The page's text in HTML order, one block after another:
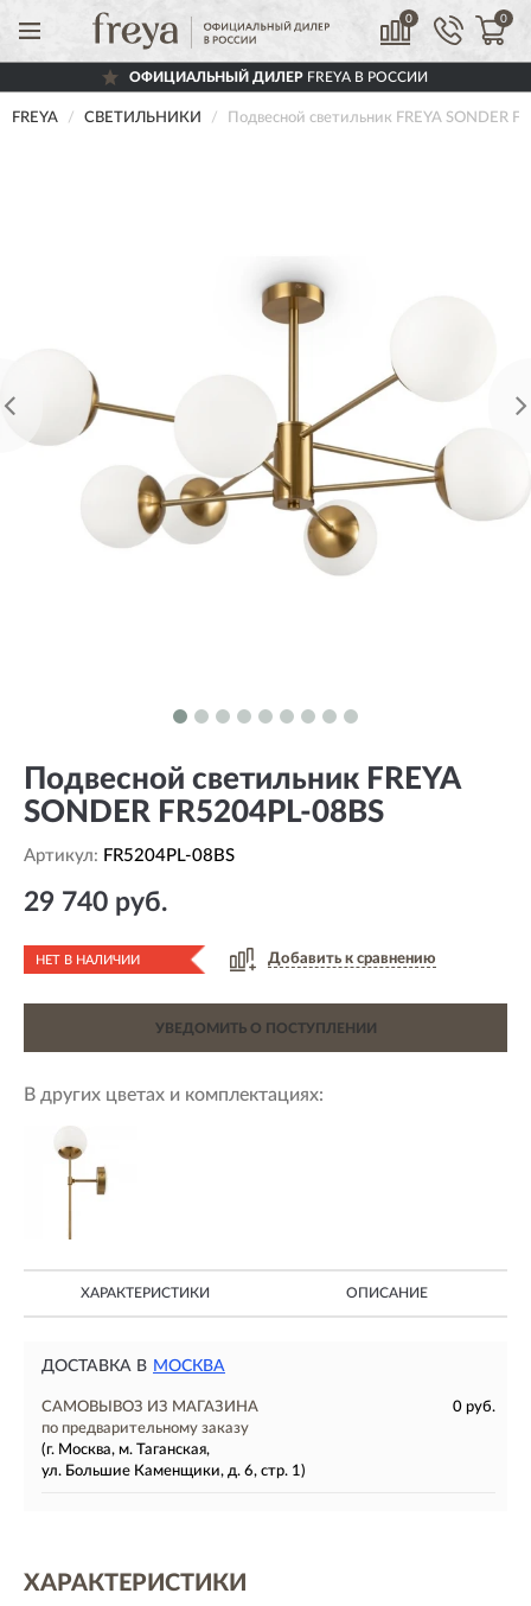
0 0
ОФИЦИАЛЬНЫЙ ДИЛЕРFREYA В РОССИИ
FREYA СВЕТИЛЬНИКИ Подвесной светильник FREYA SONDER
Подвесной светильник FREYA
SONDER FR5204PL-08BS
Артикул: FR5204PL-08BS
29 740 руб.
НЕТ В НАЛИЧИИ Добавить к сравнению
УВЕДОМИТЬ О ПОСТУПЛЕНИИ
В других цветах и комплектациях:
ХАРАКТЕРИСТИКИ ОПИСАНИЕ
ДОСТАВКА В МОСКВА
САМОВЫВОЗ ИЗ МАГАЗИНА
0 руб.
по предварительному заказу
(г. Москва, м. Таганская,
ул. Большие Каменщики, д. 6, стр. 1)
ХАРАКТЕРИСТИКИ